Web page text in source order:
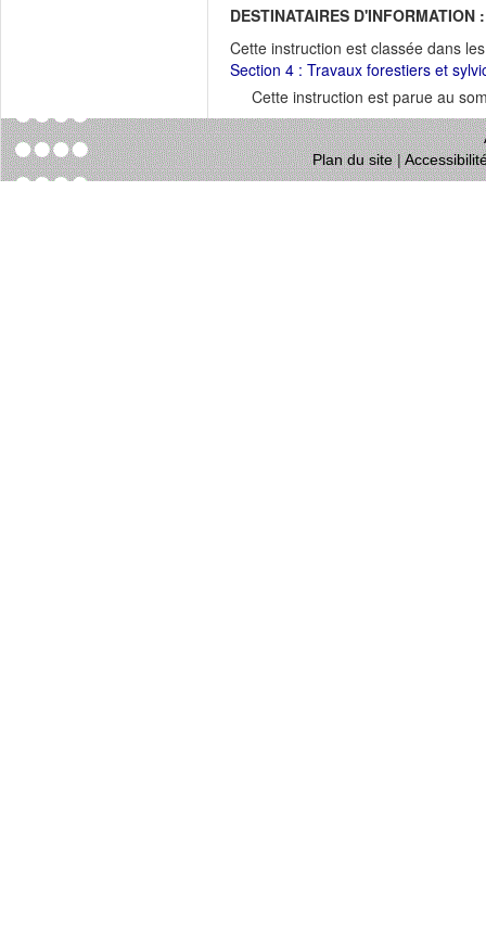
DESTINATAIRES D'INFORMATION :
Cette instruction est classée dans
Section 4 : Travaux forestiers et
Cette instruction est parue au
Plan du site|